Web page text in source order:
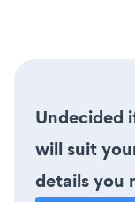
Undecided
will suit
details you